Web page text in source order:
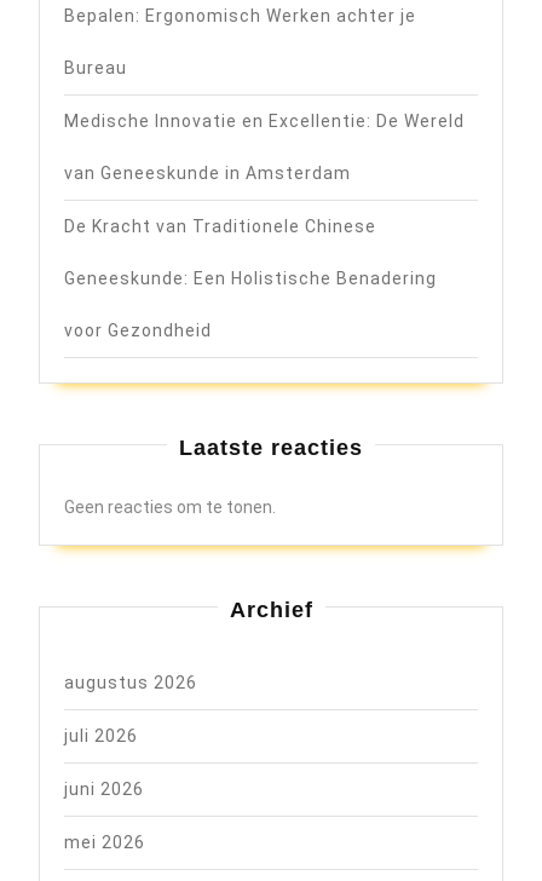
Bepalen: Ergonomisch Werken achter je
Bureau
Medische Innovatie en Excellentie: De Wereld
van Geneeskunde in Amsterdam
De Kracht van Traditionele Chinese
Geneeskunde: Een Holistische Benadering
voor Gezondheid
Laatste reacties
Geen reacties om te tonen.
Archief
augustus 2026
juli 2026
juni 2026
mei 2026